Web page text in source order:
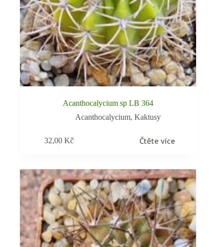
Acanthocalycium sp LB 364
Acanthocalycium,Kaktusy
32,00Kč Čtěte více